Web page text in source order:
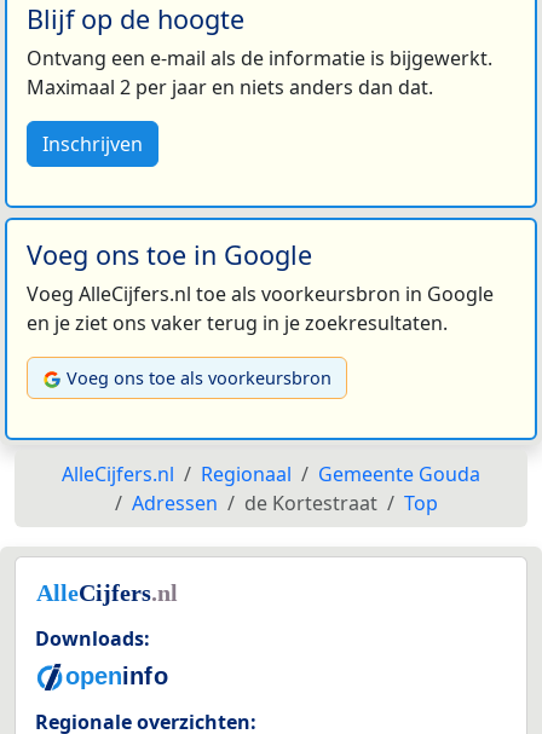
Blijf op de hoogte
Ontvang een e-mail als de informatie is bijgewerkt.
Maximaal 2 per jaar en niets anders dan dat.
Inschrijven
Voeg ons toe in Google
Voeg AlleCijfers.nl toe als voorkeursbron in Google
en je ziet ons vaker terug in je zoekresultaten.
Voeg ons toe als voorkeursbron
AlleCijfers.nl Regionaal
Gemeente Gouda
Adressen
de Kortestraat Top
Downloads:
Regionale overzichten: